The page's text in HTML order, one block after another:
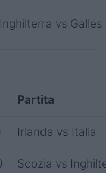
Inghilterra vs Galles
Partita
Irlanda vs Italia
Scozia vs